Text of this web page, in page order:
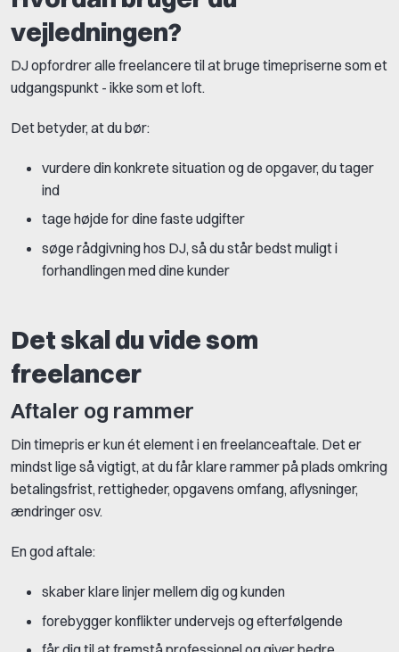
vejledningen?
DJ opfordrer alle freelancere til at bruge timepriserne som et
udgangspunkt - ikke som et loft.
Det betyder, at du bør:
vurdere din konkrete situation og de opgaver, du tager
ind
tage højde for dine faste udgifter
søge rådgivning hos DJ, så du står bedst muligt i
forhandlingen med dine kunder
Det skal du vide som
freelancer
Aftaler og rammer
Din timepris er kun ét element i en freelanceaftale. Det er
mindst lige så vigtigt, at du får klare rammer på plads omkring
betalingsfrist, rettigheder, opgavens omfang, aflysninger,
ændringer osv.
En god aftale:
skaber klare linjer mellem dig og kunden
forebygger konflikter undervejs og efterfølgende